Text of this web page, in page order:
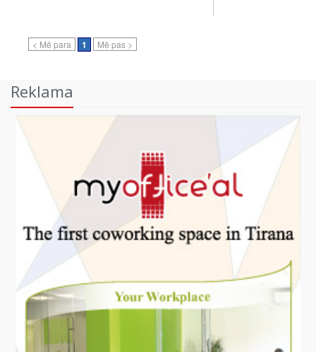
< Më para 1 Më pas >
Reklama